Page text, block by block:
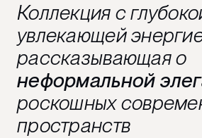
Коллекция с
увлекающей
рассказывающая о
неформальной
роскошных
пространств